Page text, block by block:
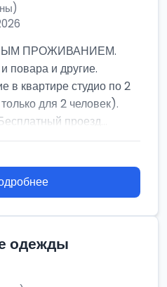
ПРОЖИВАНИЕМ.
повара и другие.
в квартире студио по 2
для 2 человек).
проезд...
одежды